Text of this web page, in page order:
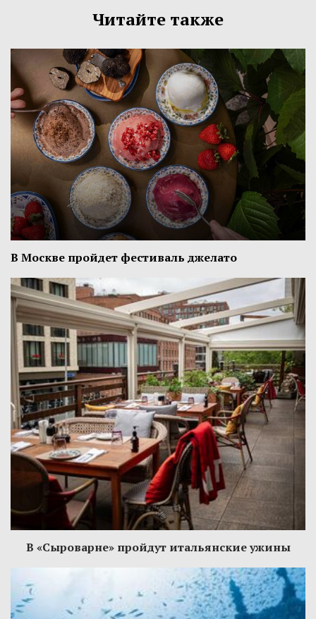
Читайте также
В Москве пройдет фестиваль джелато
В «Сыроварне» пройдут итальянские ужины